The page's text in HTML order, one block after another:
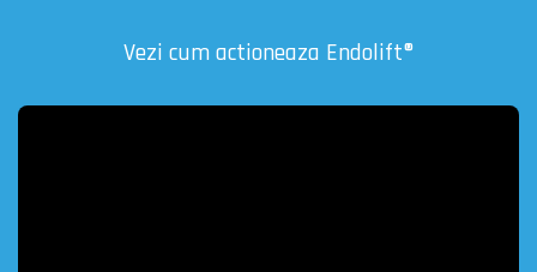
Vezi cum actioneaza Endolift®